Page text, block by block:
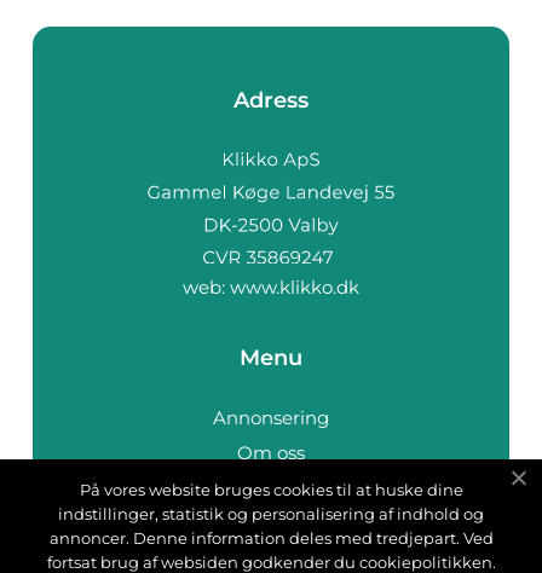
Adress
web: www.klikko.dk
Menu
Annonsering
Om oss
Cookies
Kontakta oss
Sitemap
På vores website bruges cookies til at huske dine
indstillinger, statistik og personalisering af indhold og
annoncer. Denne information deles med tredjepart. Ved
fortsat brug af websiden godkender du cookiepolitikken.